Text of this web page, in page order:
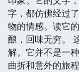
字，都仿佛经过
物的情感。读它
酿，回味无穷。
解。它并不是一
曲折和意外的旅